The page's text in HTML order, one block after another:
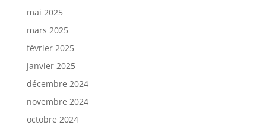
mai 2025
mars 2025
février 2025
janvier 2025
décembre 2024
novembre 2024
octobre 2024